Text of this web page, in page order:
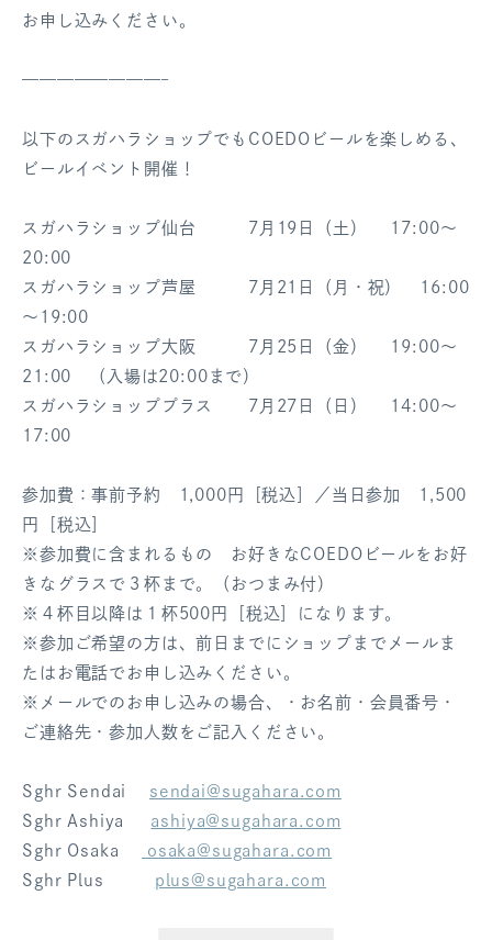
お申し込みください。
————————–
以下のスガハラショップでもCOEDOビールを楽しめる、
ビールイベント開催！
スガハラショップ仙台 7月19日（土） 17:00～
20:00
スガハラショップ芦屋 7月21日（月・祝） 16:00
～19:00
スガハラショップ大阪 7月25日（金） 19:00～
21:00 （入場は20:00まで）
スガハラショッププラス 7月27日（日） 14:00～
17:00
参加費：事前予約 1,000円［税込］／当日参加 1,500
円［税込］
※参加費に含まれるもの お好きなCOEDOビールをお好
きなグラスで３杯まで。（おつまみ付）
※４杯目以降は１杯500円［税込］になります。
※参加ご希望の方は、前日までにショップまでメールま
たはお電話でお申し込みください。
※メールでのお申し込みの場合、・お名前・会員番号・
ご連絡先・参加人数をご記入ください。
Sghr Sendai sendai@sugahara.com
Sghr Ashiya ashiya@sugahara.com
Sghr Osaka
osaka@sugahara.com
Sghr Plus plus@sugahara.com